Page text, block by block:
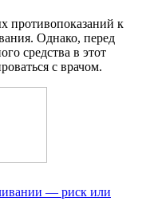
противопоказаний к
Однако, перед
средства в этот
с врачом.
— риск или